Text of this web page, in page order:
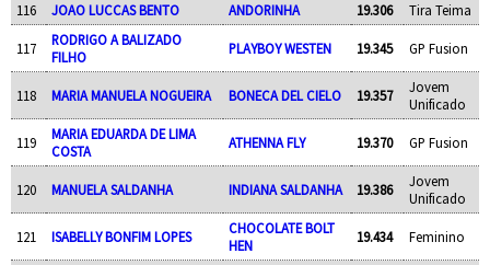
116
JOAO LUCCAS BENTO ANDORINHA 19.306 Tira Teima
117
RODRIGO A BALIZADO
FILHO
PLAYBOY WESTEN 19.345 GP Fusion
118 MARIA MANUELA NOGUEIRA BONECA DEL CIELO 19.357
Jovem
Unificado
119
MARIA EDUARDA DE LIMA
COSTA
ATHENNA FLY 19.370 GP Fusion
120 MANUELA SALDANHA INDIANA SALDANHA 19.386
Jovem
Unificado
121 ISABELLY BONFIM LOPES
CHOCOLATE BOLT
HEN
19.434 Feminino